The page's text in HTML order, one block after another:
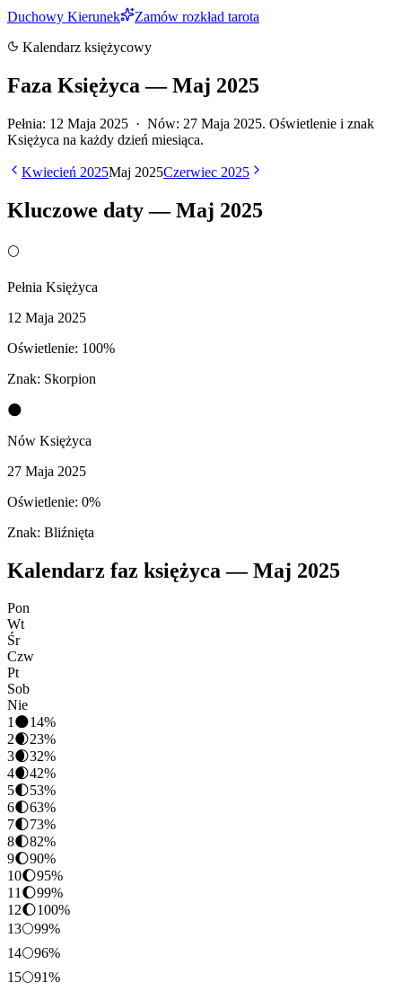
Duchowy Kierunek
Zamów rozkład tarota
Kalendarz księżycowy
Faza Księżyca —Maj 2025
Pełnia: 12 Maja 2025 · Nów: 27 Maja 2025. Oświetlenie i znak
Księżyca na każdy dzień miesiąca.
Kwiecień 2025Maj 2025Czerwiec 2025
Kluczowe daty —Maj 2025
🌕
Pełnia Księżyca
12 Maja 2025
Oświetlenie: 100%
Znak: Skorpion
🌑
Nów Księżyca
27 Maja 2025
Oświetlenie: 0%
Znak: Bliźnięta
Kalendarz faz księżyca —Maj 2025
Pon
Wt
Śr
Czw
Pt
Sob
Nie
1🌑14%
2🌒23%
3🌒32%
4🌒42%
5🌓53%
6🌓63%
7🌓73%
8🌓82%
9🌔90%
10🌔95%
11🌔99%
12🌔100%
13🌕99%
14🌕96%
15🌕91%